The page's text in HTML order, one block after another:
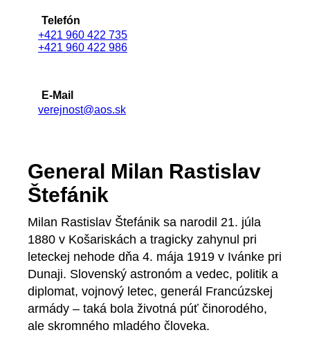
Telefón
+421 960 422 735
+421 960 422 986
E-Mail
verejnost@aos.sk
General Milan Rastislav
Štefánik
Milan Rastislav Štefánik sa narodil 21. júla
1880 v Košariskách a tragicky zahynul pri
leteckej nehode dňa 4. mája 1919 v Ivánke pri
Dunaji. Slovenský astronóm a vedec, politik a
diplomat, vojnový letec, generál Francúzskej
armády – taká bola životná púť činorodého,
ale skromného mladého človeka.